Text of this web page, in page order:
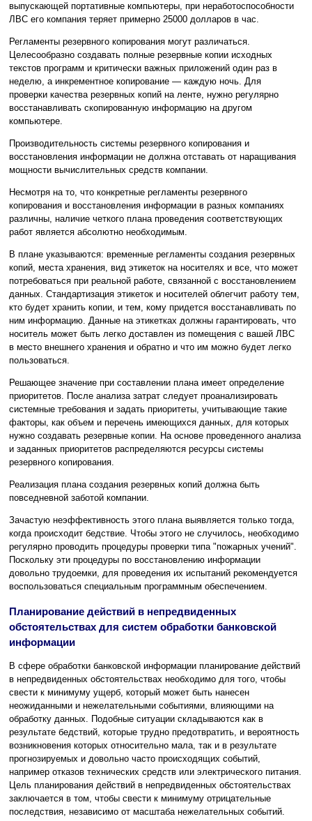
выпускающей портативные компьютеры, при неработоспособности
ЛВС его компания теряет примерно 25000 долларов в час.
Регламенты резервного копирования могут различаться.
Целесообразно создавать полные резервные копии исходных
текстов программ и критически важных приложений один раз в
неделю, а инкрементное копирование — каждую ночь. Для
проверки качества резервных копий на ленте, нужно регулярно
восстанавливать скопированную информацию на другом
компьютере.
Производительность системы резервного копирования и
восстановления информации не должна отставать от наращивания
мощности вычислительных средств компании.
Несмотря на то, что конкретные регламенты резервного
копирования и восстановления информации в разных компаниях
различны, наличие четкого плана проведения соответствующих
работ является абсолютно необходимым.
В плане указываются: временные регламенты создания резервных
копий, места хранения, вид этикеток на носителях и все, что может
потребоваться при реальной работе, связанной с восстановлением
данных. Стандартизация этикеток и носителей облегчит работу тем,
кто будет хранить копии, и тем, кому придется восстанавливать по
ним информацию. Данные на этикетках должны гарантировать, что
носитель может быть легко доставлен из помещения с вашей ЛВС
в место внешнего хранения и обратно и что им можно будет легко
пользоваться.
Решающее значение при составлении плана имеет определение
приоритетов. После анализа затрат следует проанализировать
системные требования и задать приоритеты, учитывающие такие
факторы, как объем и перечень имеющихся данных, для которых
нужно создавать резервные копии. На основе проведенного анализа
и заданных приоритетов распределяются ресурсы системы
резервного копирования.
Реализация плана создания резервных копий должна быть
повседневной заботой компании.
Зачастую неэффективность этого плана выявляется только тогда,
когда происходит бедствие. Чтобы этого не случилось, необходимо
регулярно проводить процедуры проверки типа "пожарных учений".
Поскольку эти процедуры по восстановлению информации
довольно трудоемки, для проведения их испытаний рекомендуется
воспользоваться специальным программным обеспечением.
Планирование действий в непредвиденных
обстоятельствах для систем обработки банковской
информации
В сфере обработки банковской информации планирование действий
в непредвиденных обстоятельствах необходимо для того, чтобы
свести к минимуму ущерб, который может быть нанесен
неожиданными и нежелательными событиями, влияющими на
обработку данных. Подобные ситуации складываются как в
результате бедствий, которые трудно предотвратить, и вероятность
возникновения которых относительно мала, так и в результате
прогнозируемых и довольно часто происходящих событий,
например отказов технических средств или электрического питания.
Цель планирования действий в непредвиденных обстоятельствах
заключается в том, чтобы свести к минимуму отрицательные
последствия, независимо от масштаба нежелательных событий.